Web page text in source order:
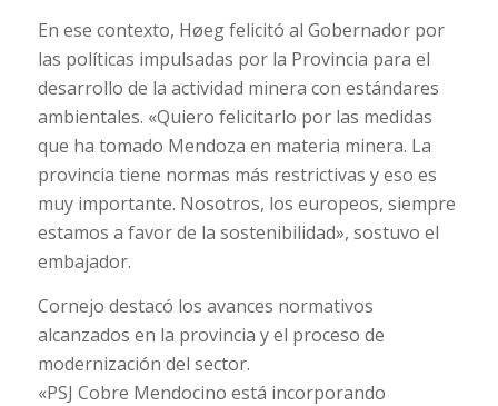
En ese contexto, Høeg felicitó al Gobernador por
las políticas impulsadas por la Provincia para el
desarrollo de la actividad minera con estándares
ambientales. «Quiero felicitarlo por las medidas
que ha tomado Mendoza en materia minera. La
provincia tiene normas más restrictivas y eso es
muy importante. Nosotros, los europeos, siempre
estamos a favor de la sostenibilidad», sostuvo el
embajador.
Cornejo destacó los avances normativos
alcanzados en la provincia y el proceso de
modernización del sector.
«PSJ Cobre Mendocino está incorporando